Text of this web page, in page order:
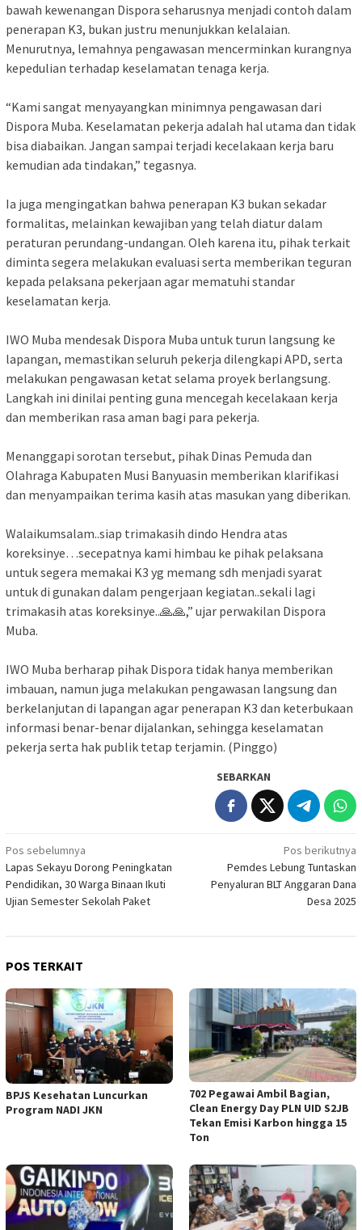
bawah kewenangan Dispora seharusnya menjadi contoh dalam
penerapan K3, bukan justru menunjukkan kelalaian.
Menurutnya, lemahnya pengawasan mencerminkan kurangnya
kepedulian terhadap keselamatan tenaga kerja.
‎“Kami sangat menyayangkan minimnya pengawasan dari
Dispora Muba. Keselamatan pekerja adalah hal utama dan tidak
bisa diabaikan. Jangan sampai terjadi kecelakaan kerja baru
kemudian ada tindakan,” tegasnya.
‎Ia juga mengingatkan bahwa penerapan K3 bukan sekadar
formalitas, melainkan kewajiban yang telah diatur dalam
peraturan perundang-undangan. Oleh karena itu, pihak terkait
diminta segera melakukan evaluasi serta memberikan teguran
kepada pelaksana pekerjaan agar mematuhi standar
keselamatan kerja.
‎IWO Muba mendesak Dispora Muba untuk turun langsung ke
lapangan, memastikan seluruh pekerja dilengkapi APD, serta
melakukan pengawasan ketat selama proyek berlangsung.
Langkah ini dinilai penting guna mencegah kecelakaan kerja
dan memberikan rasa aman bagi para pekerja.
‎Menanggapi sorotan tersebut, pihak Dinas Pemuda dan
Olahraga Kabupaten Musi Banyuasin memberikan klarifikasi
dan menyampaikan terima kasih atas masukan yang diberikan.
‎Walaikumsalam..siap trimakasih dindo Hendra atas
koreksinye…secepatnya kami himbau ke pihak pelaksana
untuk segera memakai K3 yg memang sdh menjadi syarat
untuk di gunakan dalam pengerjaan kegiatan..sekali lagi
trimakasih atas koreksinye..🙏🙏,” ujar perwakilan Dispora
Muba.
‎IWO Muba berharap pihak Dispora tidak hanya memberikan
imbauan, namun juga melakukan pengawasan langsung dan
berkelanjutan di lapangan agar penerapan K3 dan keterbukaan
informasi benar-benar dijalankan, sehingga keselamatan
pekerja serta hak publik tetap terjamin. (Pinggo)
SEBARKAN
Navigasi
pos
Pos sebelumnya
Lapas Sekayu Dorong Peningkatan
Pendidikan, 30 Warga Binaan Ikuti
Ujian Semester Sekolah Paket
Pos berikutnya
Pemdes Lebung Tuntaskan
Penyaluran BLT Anggaran Dana
Desa 2025
POS TERKAIT
BPJS Kesehatan Luncurkan
Program NADI JKN
702 Pegawai Ambil Bagian,
Clean Energy Day PLN UID S2JB
Tekan Emisi Karbon hingga 15
Ton